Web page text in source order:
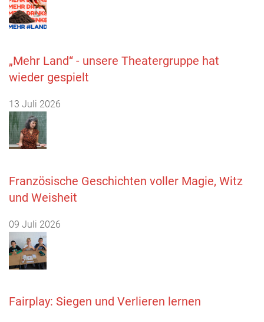
„Mehr Land“ - unsere Theatergruppe hat
wieder gespielt
13 Juli 2026
Französische Geschichten voller Magie, Witz
und Weisheit
09 Juli 2026
Fairplay: Siegen und Verlieren lernen